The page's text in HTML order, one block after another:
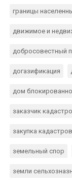
границы
движимое и
добросовестный
догазификация
дом
заказчик
закупка
земельный спор
земли